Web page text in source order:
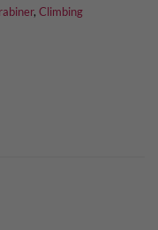
, Climbing